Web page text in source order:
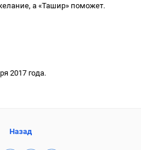
а «Ташир» поможет.
2017 года.
Назад